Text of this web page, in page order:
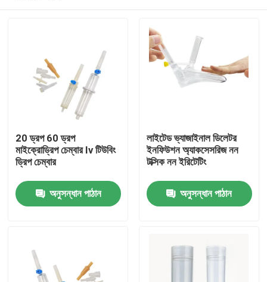
বাড়ি
আমাদের সম্পর্কে
20 ড্রপ 60 ড্রপ
মাইক্রোড্রিপ চেম্বার Iv টিউবিং
ড্রিপ চেম্বার
অনুসন্ধান পাঠান
লাইটেড ভ্যাজাইনাল ডিলেটর
ইনফিউশন অ্যাকসেসরিজ নন
টক্সিক নন ইরিটেটিং
অনুসন্ধান পাঠান